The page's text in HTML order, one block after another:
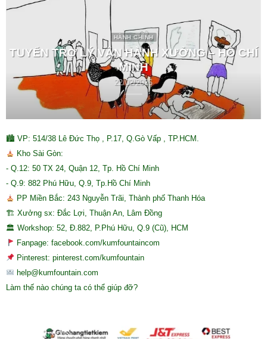
HÀNH CHÍNH
TUYỂN TRỢ LÝ VẬN HÀNH XƯỞNG – HỒ CHÍ
MINH
22/02/2026
🏙 VP: 514/38 Lê Đức Thọ , P.17, Q.Gò Vấp , TP.HCM.
Kho Sài Gòn:
- Q.12: 50 TX 24, Quận 12, Tp. Hồ Chí Minh
- Q.9: 882 Phú Hữu, Q.9, Tp.Hồ Chí Minh
PP Miền Bắc: 243 Nguyễn Trãi, Thành phố Thanh Hóa
🏗 Xưởng sx: Đắc Lợi, Thuận An, Lâm Đồng
🏛 Workshop: 52, Đ.882, P.Phú Hữu, Q.9 (Cũ), HCM
Fanpage: facebook.com/kumfountaincom
Pinterest: pinterest.com/kumfountain
help@kumfountain.com
Làm thế nào chúng ta có thể giúp đỡ?